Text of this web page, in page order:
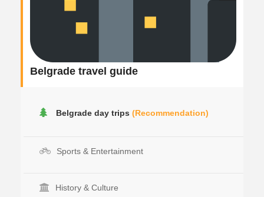
Belgrade travel guide
Belgrade day trips (Recommendation)
Sports & Entertainment
History & Culture